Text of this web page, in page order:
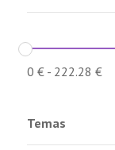
0 €- 222.28 €
Temas